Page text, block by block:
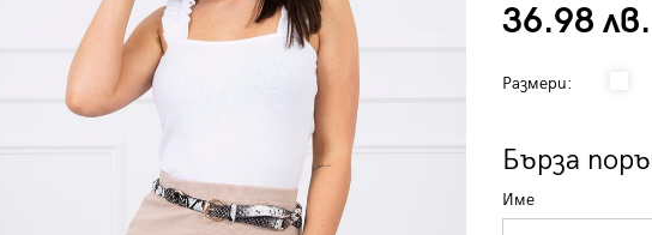
36.98 лв.
Размери:
Бърза
Име